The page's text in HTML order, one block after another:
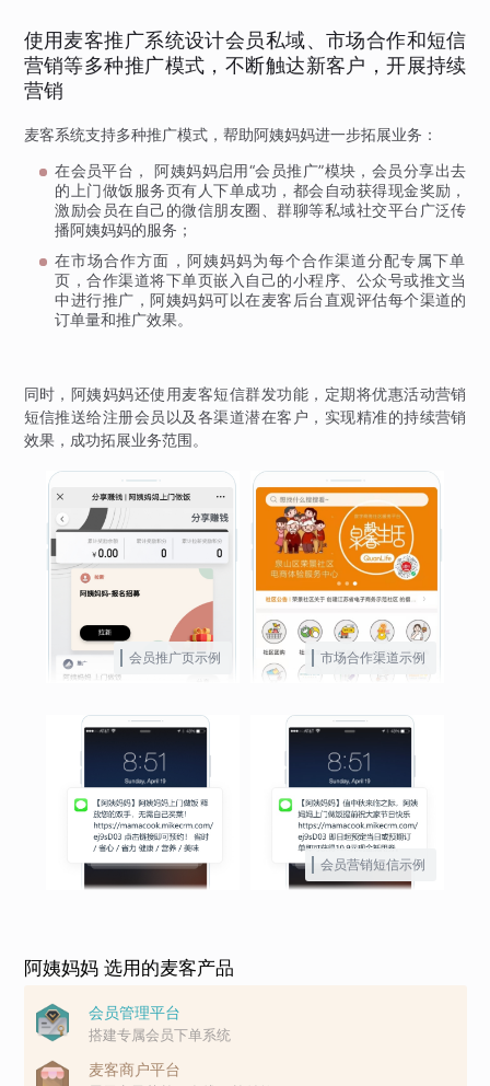
使用麦客推广系统设计会员私域、市场合作和短信
营销等多种推广模式，不断触达新客户，开展持续
营销
麦客系统支持多种推广模式，帮助阿姨妈妈进一步拓展业务：
在会员平台， 阿姨妈妈启用“会员推广”模块，会员分享出去
的上门做饭服务页有人下单成功，都会自动获得现金奖励，
激励会员在自己的微信朋友圈、群聊等私域社交平台广泛传
播阿姨妈妈的服务；
在市场合作方面，阿姨妈妈为每个合作渠道分配专属下单
页，合作渠道将下单页嵌入自己的小程序、公众号或推文当
中进行推广，阿姨妈妈可以在麦客后台直观评估每个渠道的
订单量和推广效果。
同时，阿姨妈妈还使用麦客短信群发功能，定期将优惠活动营销
短信推送给注册会员以及各渠道潜在客户，实现精准的持续营销
效果，成功拓展业务范围。
会员推广页示例 市场合作渠道示例
会员营销短信示例
阿姨妈妈 选用的麦客产品
会员管理平台
搭建专属会员下单系统
麦客商户平台